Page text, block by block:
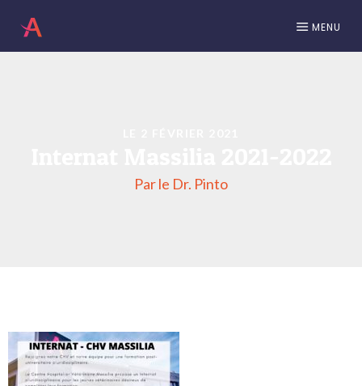
MENU
Par le Dr. Pinto